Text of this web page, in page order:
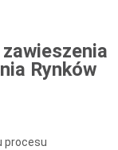
Rynków
procesu